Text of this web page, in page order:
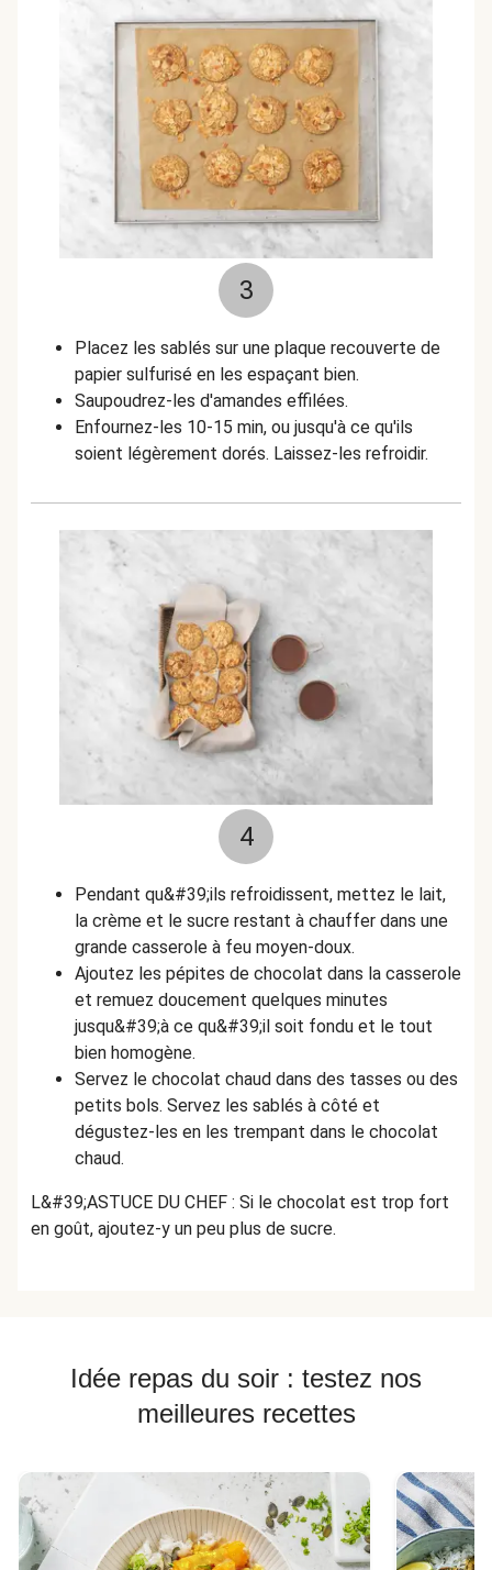
3
Placez les sablés sur une plaque recouverte de
papier sulfurisé en les espaçant bien.
Saupoudrez-les d'amandes effilées.
Enfournez-les 10-15 min, ou jusqu'à ce qu'ils
soient légèrement dorés. Laissez-les refroidir.
4
Pendant qu&#39;ils refroidissent, mettez le lait,
la crème et le sucre restant à chauffer dans une
grande casserole à feu moyen-doux.
Ajoutez les pépites de chocolat dans la casserole
et remuez doucement quelques minutes
jusqu&#39;à ce qu&#39;il soit fondu et le tout
bien homogène.
Servez le chocolat chaud dans des tasses ou des
petits bols. Servez les sablés à côté et
dégustez-les en les trempant dans le chocolat
chaud.
L&#39;ASTUCE DU CHEF : Si le chocolat est trop fort
en goût, ajoutez-y un peu plus de sucre.
Idée repas du soir : testez nos
meilleures recettes